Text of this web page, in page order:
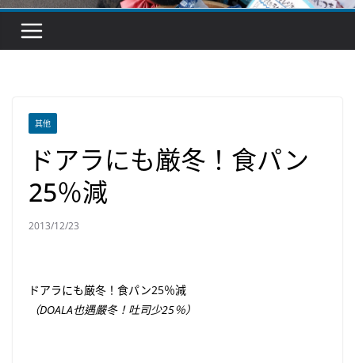
其他
ドアラにも厳冬！食パン
25％減
2013/12/23
ドアラにも厳冬！食パン25％減
（DOALA也遇嚴冬！吐司少25％）